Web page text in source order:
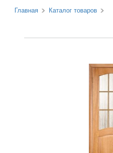
Главная Каталог товаров